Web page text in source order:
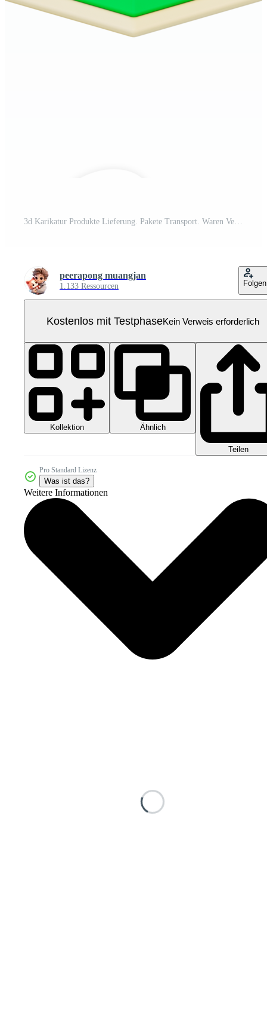
3d Karikatur Produkte Lieferung. Pakete Transport. Waren Verteilung. Position Kennzeichen zum Fan-Shop logistisch Verfahren. ein Karte mit ein Ort Symbol. 3d Rendern Illustration. Pro PNG
peerapong muangjan
1.133 Ressourcen Folgen
Kostenlos mit TestphaseKein Verweis erforderlich
Kollektion Ähnlich
Teilen
Pro Standard Lizenz
Was ist das?
Weitere Informationen